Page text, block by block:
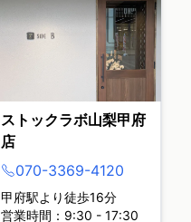
ストックラボ山梨甲府
店
070-3369-4120
甲府駅より徒歩16分
営業時間：9:30 - 17:30